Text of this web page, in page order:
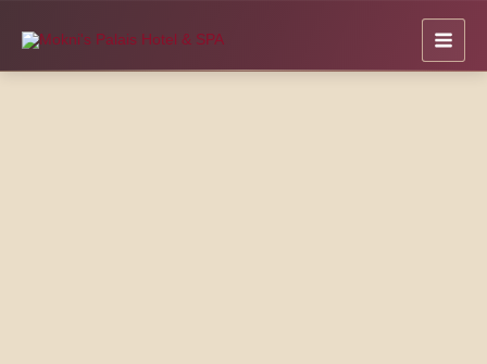
Inhalt
springen